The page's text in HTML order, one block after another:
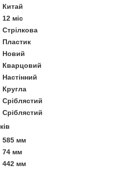
Китай
12 міс
Стрілкова
Пластик
Новий
Кварцовий
Настінний
Кругла
Сріблястий
Сріблястий
585 мм
74 мм
442 мм